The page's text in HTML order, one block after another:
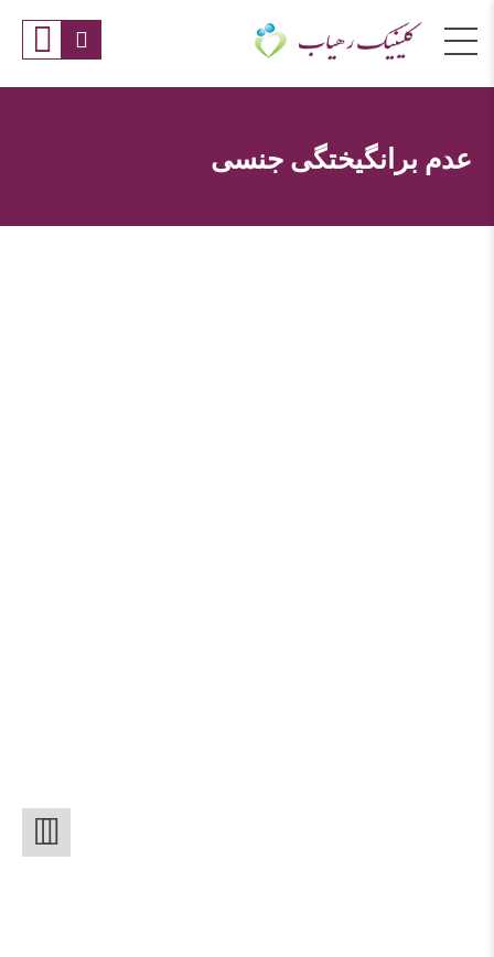
عدم برانگیختگی جنسی